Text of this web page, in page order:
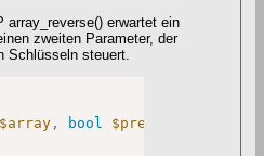
array_reverse() erwartet ein
zweiten Parameter, der
Schlüsseln steuert.
$array , bool $preserve_keys